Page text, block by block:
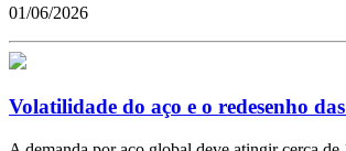
01/06/2026
Volatilidade do aço e o redesenho